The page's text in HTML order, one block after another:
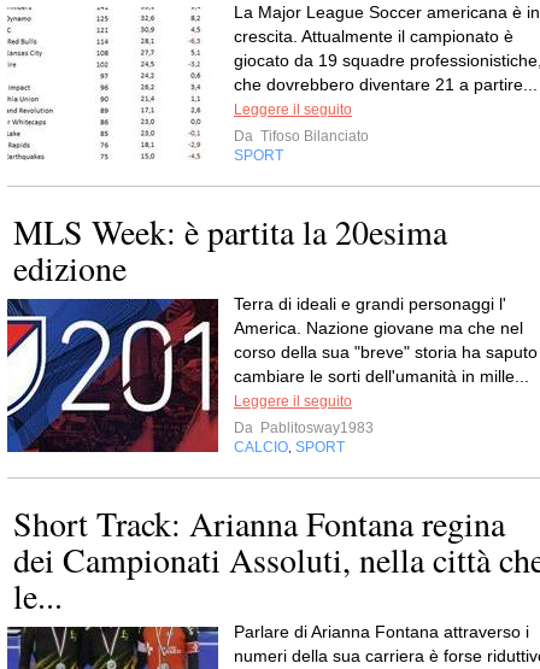
La Major League Soccer americana è in
crescita. Attualmente il campionato è
giocato da 19 squadre
che dovrebbero diventare 21 a partire...
Leggere il seguito
Da Tifoso Bilanciato
SPORT
MLS Week: è partita la 20esima
edizione
Terra di ideali e grandi personaggi l'
America. Nazione giovane ma che nel
corso della sua "breve" storia ha saputo
cambiare le sorti dell'umanità in mille...
Leggere il seguito
Da Pablitosway1983
CALCIO SPORT
Short Track: Arianna Fontana regina
dei Campionati Assoluti, nella città
le...
Parlare di Arianna Fontana attraverso i
numeri della sua carriera è forse